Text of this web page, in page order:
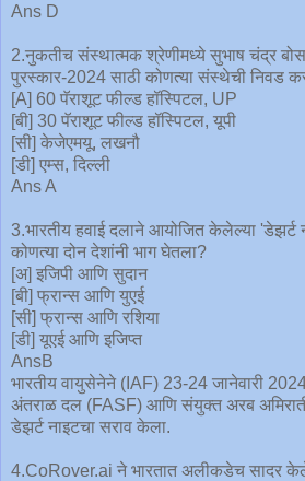
Ans D
2.नुकतीच संस्थात्मक श्रेणीमध्ये सुभाष चंद्र
पुरस्कार-2024 साठी कोणत्या संस्थेची निवड
[A] 60 पॅराशूट फील्ड हॉस्पिटल, UP
[बी] 30 पॅराशूट फील्ड हॉस्पिटल, यूपी
[सी] केजेएमयू, लखनौ
[डी] एम्स, दिल्ली
Ans A
3.भारतीय हवाई दलाने आयोजित केलेल्या 'डेझर्ट
कोणत्या दोन देशांनी भाग घेतला?
[अ] इजिपी आणि सुदान
[बी] फ्रान्स आणि युएई
[सी] फ्रान्स आणि रशिया
[डी] यूएई आणि इजिप्त
AnsB
भारतीय वायुसेनेने (IAF) 23-24 जानेवारी
अंतराळ दल (FASF) आणि संयुक्त अरब
डेझर्ट नाइटचा सराव केला.
4.CoRover.ai ने भारतात अलीकडेच सादर